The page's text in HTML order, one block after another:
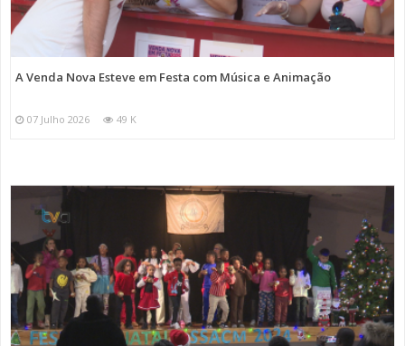
A Venda Nova Esteve em Festa com Música e Animação
07 Julho 2026 49 K